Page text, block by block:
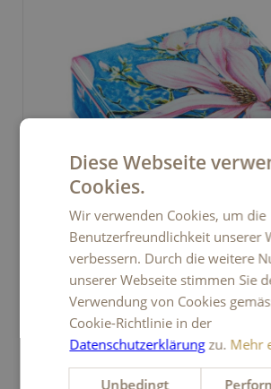
Mirjam Helfenberger
42.90 undefined
Diese Webseite
Cookies.
Wir verwenden Cookies, um die
Benutzerfreundlichkeit unserer
verbessern. Durch die weitere
unserer Webseite stimmen Sie
Verwendung von Cookies
Cookie-Richtlinie in der
Datenschutzerklärungzu. Mehr
Unbedingt